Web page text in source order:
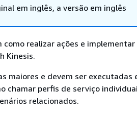
em inglês, a versão em inglês
realizar ações e implementar
Kinesis.
maiores e devem ser executadas
chamar perfis de serviço
relacionados.